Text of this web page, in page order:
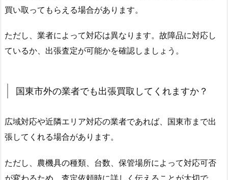
買い取ってもらえる場合があります。
ただし、業者によって対応は異なります。故障品に対応し
ているか、出張査定が可能かを確認しましょう。
国東市外の業者でも出張買取してくれますか？
広域対応や近隣エリア対応の業者であれば、国東市まで出
張してくれる場合があります。
ただし、農機具の種類、台数、保管場所によって対応可否